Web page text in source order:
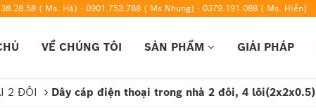
( Ms. Hà) - 0901.753.788 ( Ms Nhung) - 0379.191.088 ( Ms. Hiền)
VỀ CHÚNG TÔI SẢN PHẨM GIẢI PHÁP
2 ĐÔI Dây cáp điện thoại trong nhà 2 đôi, 4 lõi(2x2x0.5)